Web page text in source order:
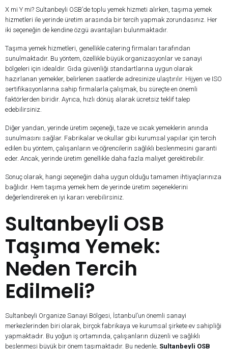
X mi Y mi? Sultanbeyli OSB’de toplu yemek hizmeti alırken, taşıma yemek
hizmetleri ile yerinde üretim arasında bir tercih yapmak zorundasınız. Her
iki seçeneğin de kendine özgü avantajları bulunmaktadır.
Taşıma yemek hizmetleri, genellikle catering firmaları tarafından
sunulmaktadır. Bu yöntem, özellikle büyük organizasyonlar ve sanayi
bölgeleri için idealdir. Gıda güvenliği standartlarına uygun olarak
hazırlanan yemekler, belirlenen saatlerde adresinize ulaştırılır. Hijyen ve ISO
sertifikasyonlarına sahip firmalarla çalışmak, bu süreçte en önemli
faktörlerden biridir. Ayrıca, hızlı dönüş alarak ücretsiz teklif talep
edebilirsiniz.
Diğer yandan, yerinde üretim seçeneği, taze ve sıcak yemeklerin anında
sunulmasını sağlar. Fabrikalar ve okullar gibi kurumsal yapılar için tercih
edilen bu yöntem, çalışanların ve öğrencilerin sağlıklı beslenmesini garanti
eder. Ancak, yerinde üretim genellikle daha fazla maliyet gerektirebilir.
Sonuç olarak, hangi seçeneğin daha uygun olduğu tamamen ihtiyaçlarınıza
bağlıdır. Hem taşıma yemek hem de yerinde üretim seçeneklerini
değerlendirerek en iyi kararı verebilirsiniz.
Sultanbeyli OSB
Taşıma Yemek:
Neden Tercih
Edilmeli?
Sultanbeyli Organize Sanayi Bölgesi, İstanbul’un önemli sanayi
merkezlerinden biri olarak, birçok fabrikaya ve kurumsal şirkete ev sahipliği
yapmaktadır. Bu yoğun iş ortamında, çalışanların düzenli ve sağlıklı
beslenmesi büyük bir önem taşımaktadır. Bu nedenle, Sultanbeyli OSB